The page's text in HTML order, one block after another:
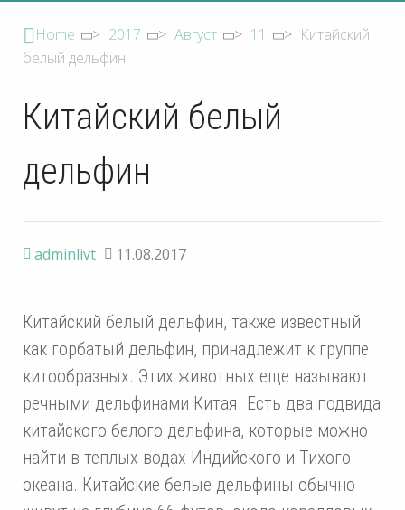
Home > 2017 > Август > 11 > Китайский
белый дельфин
Китайский белый
дельфин
adminlivt 11.08.2017
Китайский белый дельфин, также известный
как горбатый дельфин, принадлежит к группе
китообразных. Этих животных еще называют
речными дельфинами Китая. Есть два подвида
китайского белого дельфина, которые можно
найти в теплых водах Индийского и Тихого
океана. Китайские белые дельфины обычно